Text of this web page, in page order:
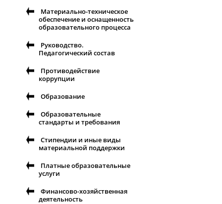
Материально-техническое
обеспечение и оснащенность
образовательного процесса
Руководство.
Педагогический состав
Противодействие
коррупции
Образование
Образовательные
стандарты и требования
Стипендии и иные виды
материальной поддержки
Платные образовательные
услуги
Финансово-хозяйственная
деятельность